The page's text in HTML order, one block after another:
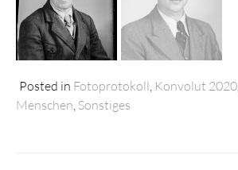
Posted in Fotoprotokoll Konvolut 2020
Menschen Sonstiges